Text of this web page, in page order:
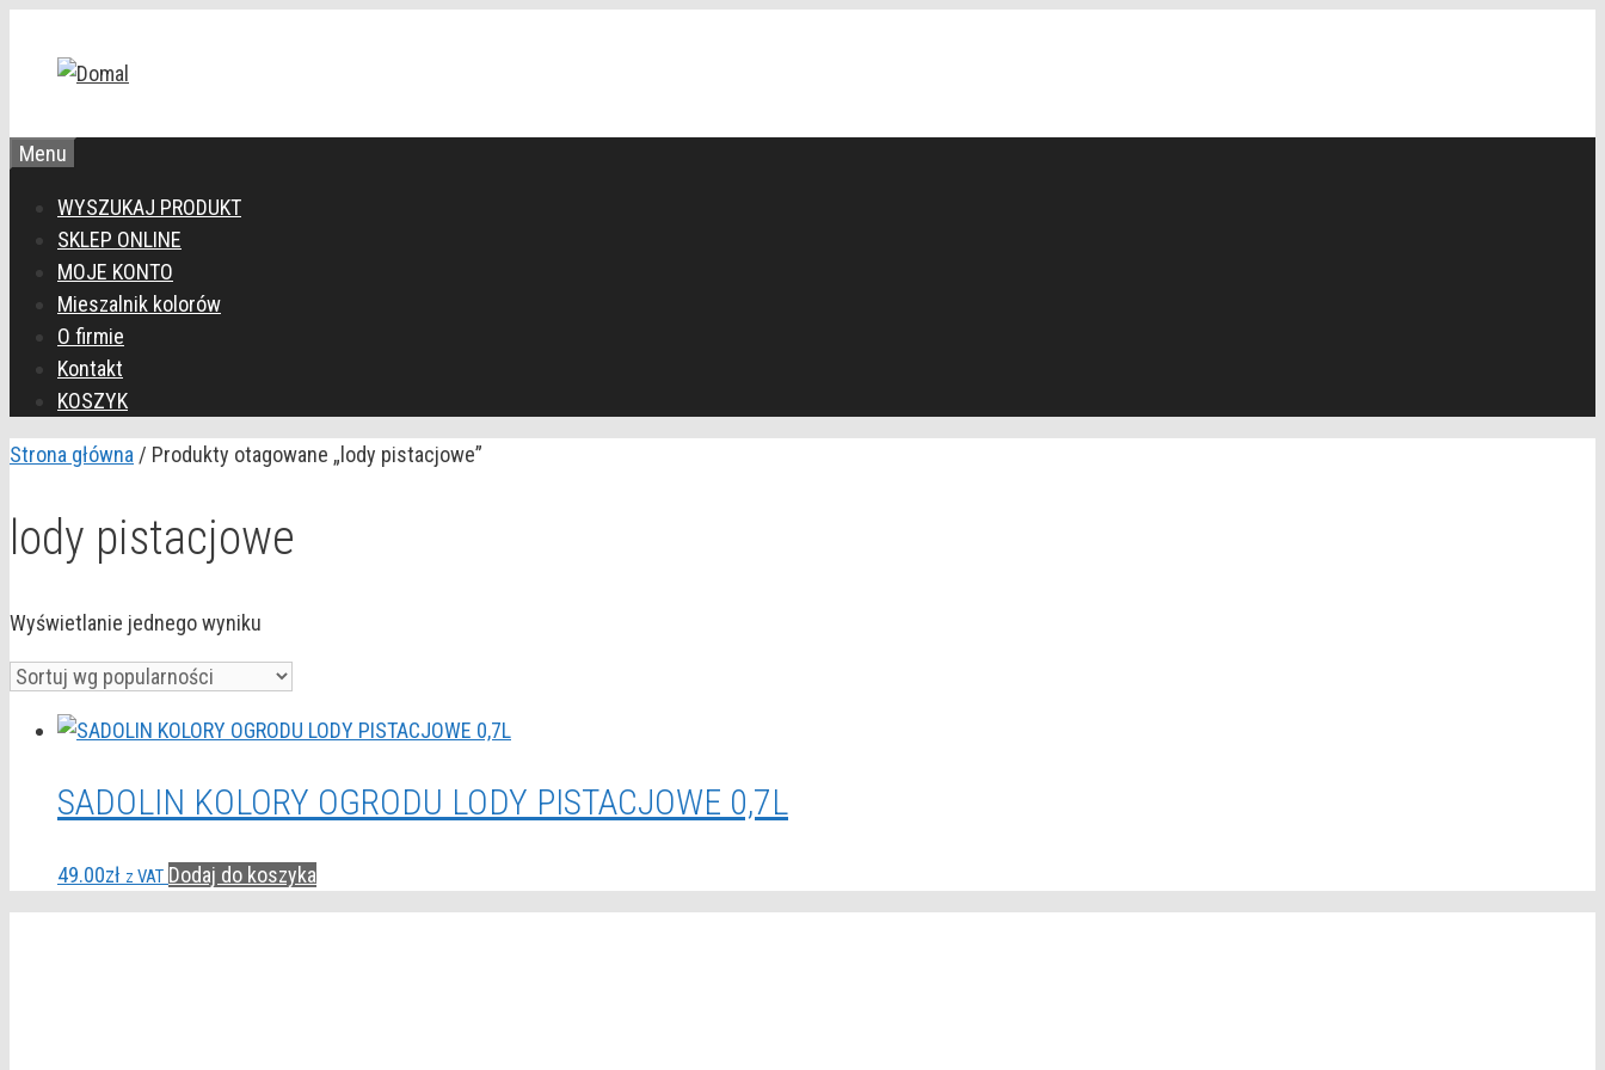
Menu
WYSZUKAJ PRODUKT
SKLEP ONLINE
MOJE KONTO
Mieszalnik kolorów
O firmie
Kontakt
KOSZYK
Strona główna / Produkty otagowane „lody pistacjowe”
lody pistacjowe
Wyświetlanie jednego wyniku
SADOLIN KOLORY OGRODU LODY PISTACJOWE 0,7L
49.00zł z VAT Dodaj do koszyka